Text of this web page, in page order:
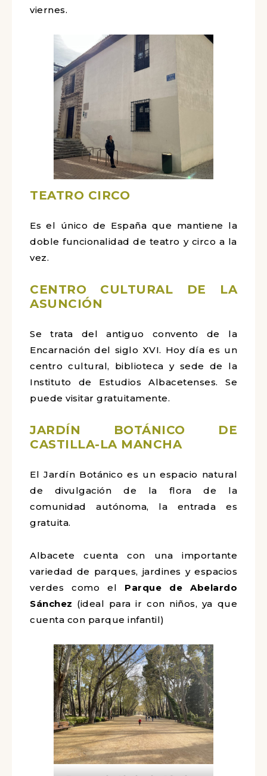
viernes.
TEATRO CIRCO
Es el único de España que mantiene la
doble funcionalidad de teatro y circo a la
vez.
CENTRO CULTURAL DE LA
ASUNCIÓN
Se trata del antiguo convento de la
Encarnación del siglo XVI. Hoy día es un
centro cultural, biblioteca y sede de la
Instituto de Estudios Albacetenses. Se
puede visitar gratuitamente.
JARDÍN BOTÁNICO DE
CASTILLA-LA MANCHA
El Jardín Botánico es un espacio natural
de divulgación de la flora de la
comunidad autónoma, la entrada es
gratuita.
Albacete cuenta con una importante
variedad de parques, jardines y espacios
verdes como el Parque de
Abelardo
Sánchez (ideal para ir con niños, ya que
cuenta con parque infantil)